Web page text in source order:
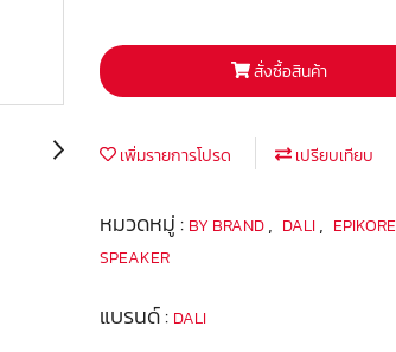
สั่งซื้อสินค้า
เพิ่มรายการโปรด เปรียบเทียบ
หมวดหมู่ : BY BRAND, DALI, EPIKORE
SPEAKER
แบรนด์ : DALI